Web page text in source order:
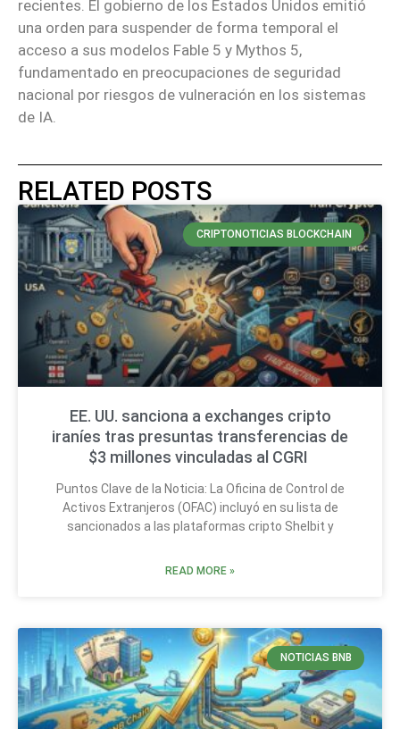
recientes. El gobierno de los Estados Unidos emitió
una orden para suspender de forma temporal el
acceso a sus modelos Fable 5 y Mythos 5,
fundamentado en preocupaciones de seguridad
nacional por riesgos de vulneración en los sistemas
de IA.
RELATED POSTS
CRIPTONOTICIAS BLOCKCHAIN
EE. UU. sanciona a exchanges cripto
iraníes tras presuntas transferencias de
$3 millones vinculadas al CGRI
Puntos Clave de la Noticia: La Oficina de Control de
Activos Extranjeros (OFAC) incluyó en su lista de
sancionados a las plataformas cripto Shelbit y
READ MORE »
NOTICIAS BNB